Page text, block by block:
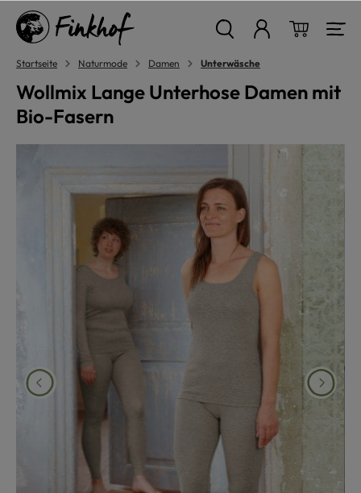
springen
Startseite Naturmode Damen Unterwäsche
Wollmix Lange Unterhose Damen mit
Bio-Fasern